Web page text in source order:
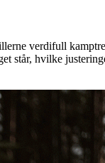
verdifull
står, hvilke